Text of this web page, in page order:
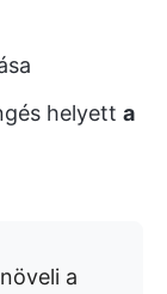
helyett a
a